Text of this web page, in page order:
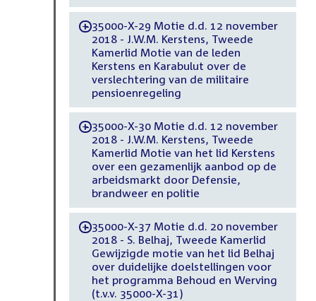
-35000-X-29 Motie d.d. 12 november
2018 - J.W.M. Kerstens, Tweede
Kamerlid Motie van de leden
Kerstens en Karabulut over de
verslechtering van de militaire
pensioenregeling
-35000-X-30 Motie d.d. 12 november
2018 - J.W.M. Kerstens, Tweede
Kamerlid Motie van het lid Kerstens
over een gezamenlijk aanbod op de
arbeidsmarkt door Defensie,
brandweer en politie
-35000-X-37 Motie d.d. 20 november
2018 - S. Belhaj, Tweede Kamerlid
Gewijzigde motie van het lid Belhaj
over duidelijke doelstellingen voor
het programma Behoud en Werving
(t.v.v. 35000-X-31)